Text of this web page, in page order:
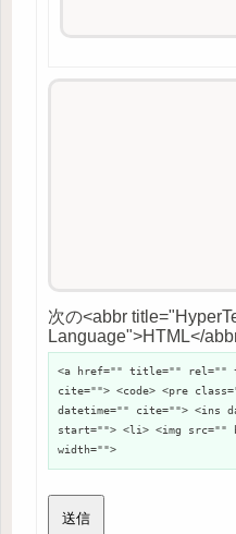
次の<abbr
Language">HTML</
<a href="" title="" rel=""
cite=""> <code> <pre
datetime="" cite=""> <ins
start=""> <li> <img src=""
width="">
送信